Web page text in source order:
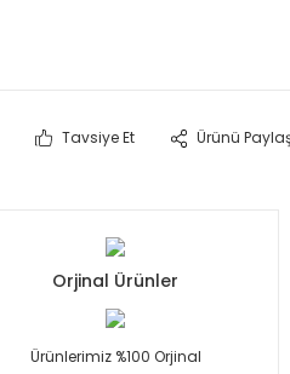
Tavsiye Et Ürünü
Orjinal Ürünler
Ürünlerimiz %100 Orjinal